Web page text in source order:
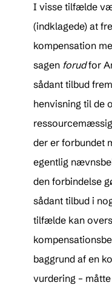
I visse tilfælde
(indklagede) at
kompensation
sagen forudfor
sådant tilbud
henvisning til de
der er forbundet
egentlig
den forbindelse
sådant tilbud i
tilfælde kan
baggrund af en
vurdering –